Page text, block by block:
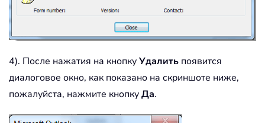
4). После нажатия на кнопкуУдалить появится
диалоговое окно, как показано на скриншоте ниже,
пожалуйста, нажмите кнопкуДа.